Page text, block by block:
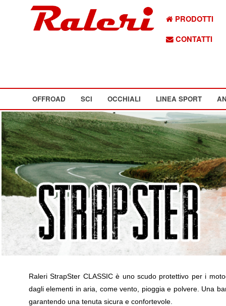
PRODOTTI
CONTATTI
OFFROAD SCI OCCHIALI LINEA SPORT
Raleri StrapSter CLASSIC è uno scudo protettivo per i
dagli elementi in aria, come vento, pioggia e polvere. Una
garantendo una tenuta sicura e confortevole.